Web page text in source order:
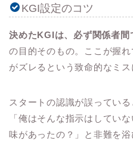
KGI設定のコツ
決めたKGIは、必ず関係者間
の目的そのもの。ここが握
がズレるという致命的なミス
スタートの認識が誤ってい
「俺はそんな指示はしてい
味があったの？」と非難を浴